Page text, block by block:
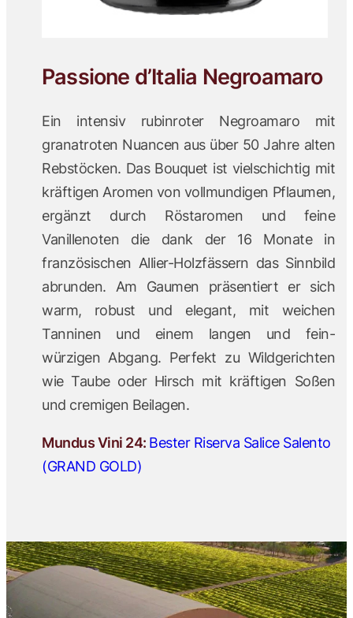
Passione d’Italia Negroamaro
Ein intensiv rubinroter Negroamaro mit
granatroten Nuancen aus über 50 Jahre alten
Rebstöcken. Das Bouquet ist vielschichtig mit
kräftigen Aromen von vollmundigen Pflaumen,
ergänzt durch Röstaromen und feine
Vanillenoten die dank der 16 Monate in
französischen Allier-Holzfässern das Sinnbild
abrunden. Am Gaumen präsentiert er sich
warm, robust und elegant, mit weichen
Tanninen und einem langen und fein-
würzigen Abgang. Perfekt zu Wildgerichten
wie Taube oder Hirsch mit kräftigen Soßen
und cremigen Beilagen.
Mundus Vini 24: Bester Riserva Salice Salento
(GRAND GOLD)